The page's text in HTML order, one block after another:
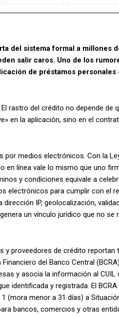
del sistema formal a millones
salir caros. Uno de los
de préstamos personales
rastro del crédito no depende de
en la aplicación, sino en el
por medios electrónicos. Con la
en línea vale lo mismo que uno
y condiciones equivale a
electrónicos para cumplir con el
IP, geolocalización,
un vínculo jurídico que no se
y proveedores de crédito reportan
del Banco Central
y asocia la información al CUIL
identificada y registrada. El
(mora menor a 31 días) a
bancos, comercios y otras